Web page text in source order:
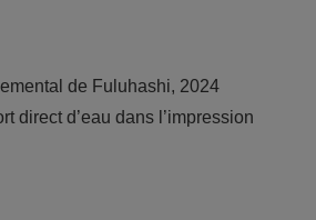
de Fuluhashi, 2024
direct d’eau dans l’impression